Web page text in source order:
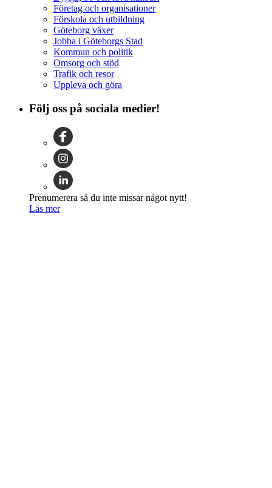
Företag och organisationer
Förskola och utbildning
Göteborg växer
Jobba i Göteborgs Stad
Kommun och politik
Omsorg och stöd
Trafik och resor
Uppleva och göra
Följ oss på sociala medier!
Prenumerera så du inte missar något nytt!
Läs mer